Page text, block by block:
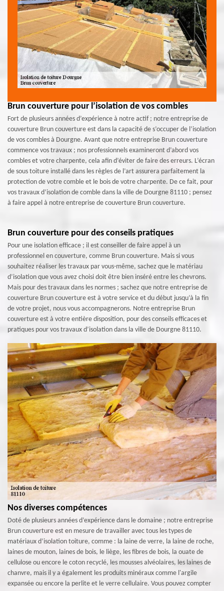
Brun couverture pour l’isolation de vos combles
Fort de plusieurs années d’expérience à notre actif ; notre entreprise de
couverture Brun couverture est dans la capacité de s’occuper de l’isolation
de vos combles à Dourgne. Avant que notre entreprise Brun couverture
commence vos travaux ; nos professionnels examineront d’abord vos
combles et votre charpente, cela afin d’éviter de faire des erreurs. L’écran
de sous toiture installé dans les règles de l’art assurera parfaitement la
protection de votre comble et le bois de votre charpente. De ce fait, pour
vos travaux d’isolation de comble dans la ville de Dourgne 81110 ; pensez
à faire appel à notre entreprise de couverture Brun couverture.
Brun couverture pour des conseils pratiques
Pour une isolation efficace ; il est conseiller de faire appel à un
professionnel en couverture, comme Brun couverture. Mais si vous
souhaitez réaliser les travaux par vous-même, sachez que le matériau
d’isolation que vous avez choisi doit être bien inséré entre les chevrons.
Mais pour des travaux dans les normes ; sachez que notre entreprise de
couverture Brun couverture est à votre service et du début jusqu’à la fin
de votre projet, nous vous accompagnerons. Notre entreprise Brun
couverture est à votre entière disposition, pour des conseils efficaces et
pratiques pour vos travaux d’isolation dans la ville de Dourgne 81110.
Nos diverses compétences
Doté de plusieurs années d’expérience dans le domaine ; notre entreprise
Brun couverture est en mesure de travailler avec tous les types de
matériaux d’isolation toiture, comme : la laine de verre, la laine de roche,
laines de mouton, laines de bois, le liège, les fibres de bois, la ouate de
cellulose ou encore le coton recyclé, les mousses alvéolaires, les laines de
chanvre, mais il y a également les produits minéraux comme l'argile
expansée ou encore la perlite et le verre cellulaire. Vous pouvez compter